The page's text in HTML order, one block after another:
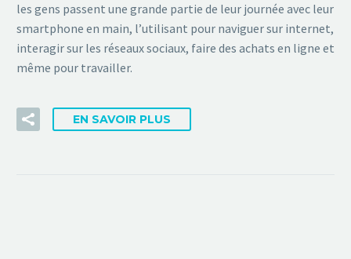
les gens passent une grande partie de leur journée avec leur
smartphone en main, l’utilisant pour naviguer sur internet,
interagir sur les réseaux sociaux, faire des achats en ligne et
même pour travailler.
EN SAVOIR PLUS